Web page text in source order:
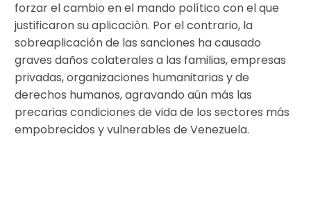
forzar el cambio en el mando político con el que
justificaron su aplicación. Por el contrario, la
sobreaplicación de las sanciones ha causado
graves daños colaterales a las familias, empresas
privadas, organizaciones humanitarias y de
derechos humanos, agravando aún más las
precarias condiciones de vida de los sectores más
empobrecidos y vulnerables de Venezuela.